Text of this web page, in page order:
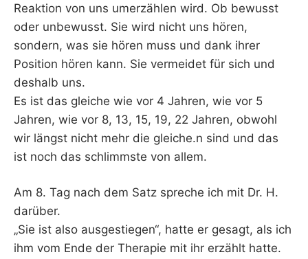
Reaktion von uns umerzählen wird. Ob bewusst
oder unbewusst. Sie wird nicht uns hören,
sondern, was sie hören muss und dank ihrer
Position hören kann. Sie vermeidet für sich und
deshalb uns.
Es ist das gleiche wie vor 4 Jahren, wie vor 5
Jahren, wie vor 8, 13, 15, 19, 22 Jahren, obwohl
wir längst nicht mehr die gleiche.n sind und das
ist noch das schlimmste von allem.
Am 8. Tag nach dem Satz spreche ich mit Dr. H.
darüber.
„Sie ist also ausgestiegen“, hatte er gesagt, als ich
ihm vom Ende der Therapie mit ihr erzählt hatte.